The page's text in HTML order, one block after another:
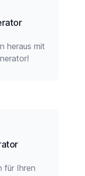
heraus mit
für Ihren